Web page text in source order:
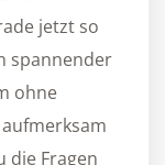
jetzt so
spannender
ohne
die Fragen